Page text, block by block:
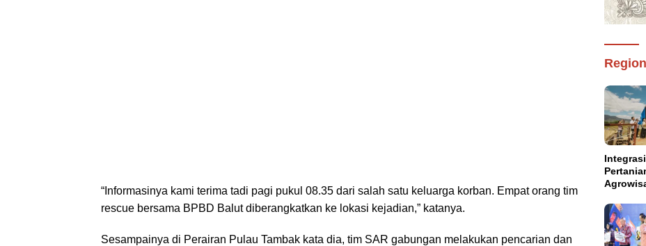
“Informasinya kami terima tadi pagi pukul 08.35 dari salah satu keluarga korban. Empat orang tim
rescue bersama BPBD Balut diberangkatkan ke lokasi kejadian,” katanya.
Sesampainya di Perairan Pulau Tambak kata dia, tim SAR gabungan melakukan pencarian dan
Abadi
Sulsel